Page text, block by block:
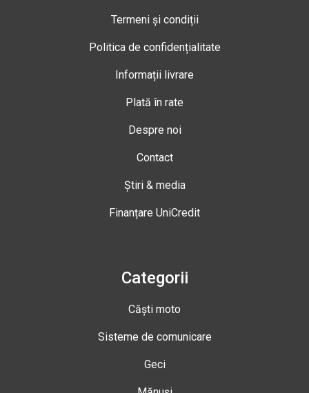
Termeni și condiții
Politica de confidențialitate
Informații livrare
Plată în rate
Despre noi
Contact
Știri & media
Finanțare UniCredit
Categorii
Căști moto
Sisteme de comunicare
Geci